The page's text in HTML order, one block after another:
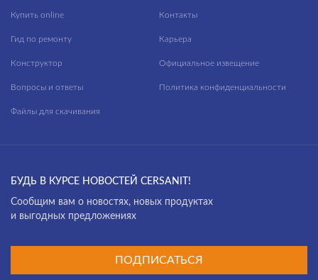
Купить online
Гид по ремонту
Конструктор
Вопросы и ответы
Файлы для скачивания
Контакты
Карьера
Официальное извещение
Политика конфиденциальности
БУДЬ В КУРСЕ НОВОСТЕЙ CERSANIT!
Cообщим вам о новостях, новых продуктах
и выгодных предложениях
ПОДПИСАТЬСЯ